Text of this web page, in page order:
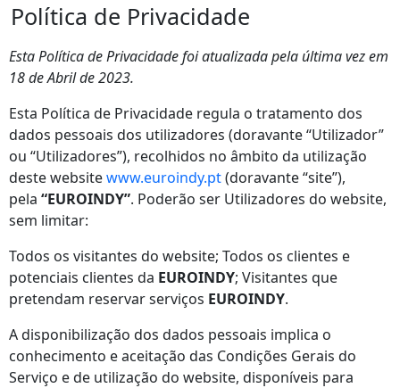
Política de Privacidade
Esta Política de Privacidade foi atualizada pela última vez em
18 de Abril de 2023.
Esta Política de Privacidade regula o tratamento dos
dados pessoais dos utilizadores (doravante “Utilizador”
ou “Utilizadores”), recolhidos no âmbito da utilização
deste websitewww.euroindy.pt(doravante “site”),
pela “EUROINDY”. Poderão ser Utilizadores do website,
sem limitar:
Todos os visitantes do website; Todos os clientes e
potenciais clientes da EUROINDY; Visitantes que
pretendam reservar serviços EUROINDY.
A disponibilização dos dados pessoais implica o
conhecimento e aceitação das Condições Gerais do
Serviço e de utilização do website, disponíveis para